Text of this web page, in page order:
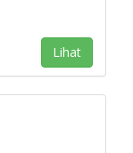
Lihat